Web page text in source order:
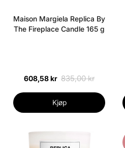
Maison Margiela Replica By
The Fireplace Candle 165 g
608,58 kr 835,00 kr
Kjøp